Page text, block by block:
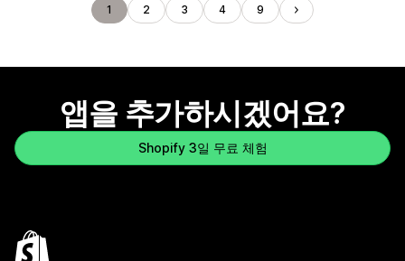
1 2 3 4 9
앱을 추가하시겠어요?
Shopify 3일 무료 체험